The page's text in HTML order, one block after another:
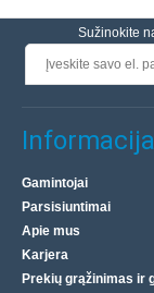
Sužinokite
Informacija
Gamintojai
Parsisiuntimai
Apie mus
Karjera
Prekių grąžinimas ir